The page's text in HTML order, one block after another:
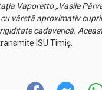
Vaporetto „Vasile
vârstă aproximativ
cadaverică.
ISU Timiș.